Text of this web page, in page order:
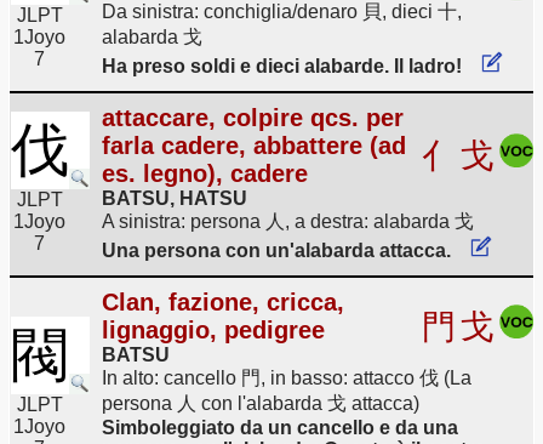
JLPT
1Joyo
7
Da sinistra: conchiglia/denaro 貝, dieci 十,
alabarda 戈
Ha preso soldi e dieci alabarde. Il ladro!
伐
JLPT
1Joyo
7
attaccare, colpire qcs. per
farla cadere, abbattere (ad
es. legno), cadere
BATSU, HATSU
亻 戈
A sinistra: persona 人, a destra: alabarda 戈
Una persona con un'alabarda attacca.
閥
JLPT
1Joyo
Clan, fazione, cricca,
lignaggio, pedigree
BATSU
門 戈
In alto: cancello 門, in basso: attacco 伐 (La
persona 人 con l'alabarda 戈 attacca)
Simboleggiato da un cancello e da una